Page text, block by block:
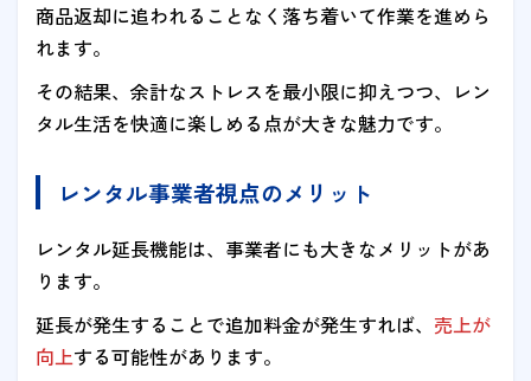
商品返却に追われることなく落ち着いて作業を進めら
れます。
その結果、余計なストレスを最小限に抑えつつ、レン
タル生活を快適に楽しめる点が大きな魅力です。
レンタル事業者視点のメリット
レンタル延長機能は、事業者にも大きなメリットがあ
ります。
延長が発生することで追加料金が発生すれば、 売上が
向上する可能性があります。